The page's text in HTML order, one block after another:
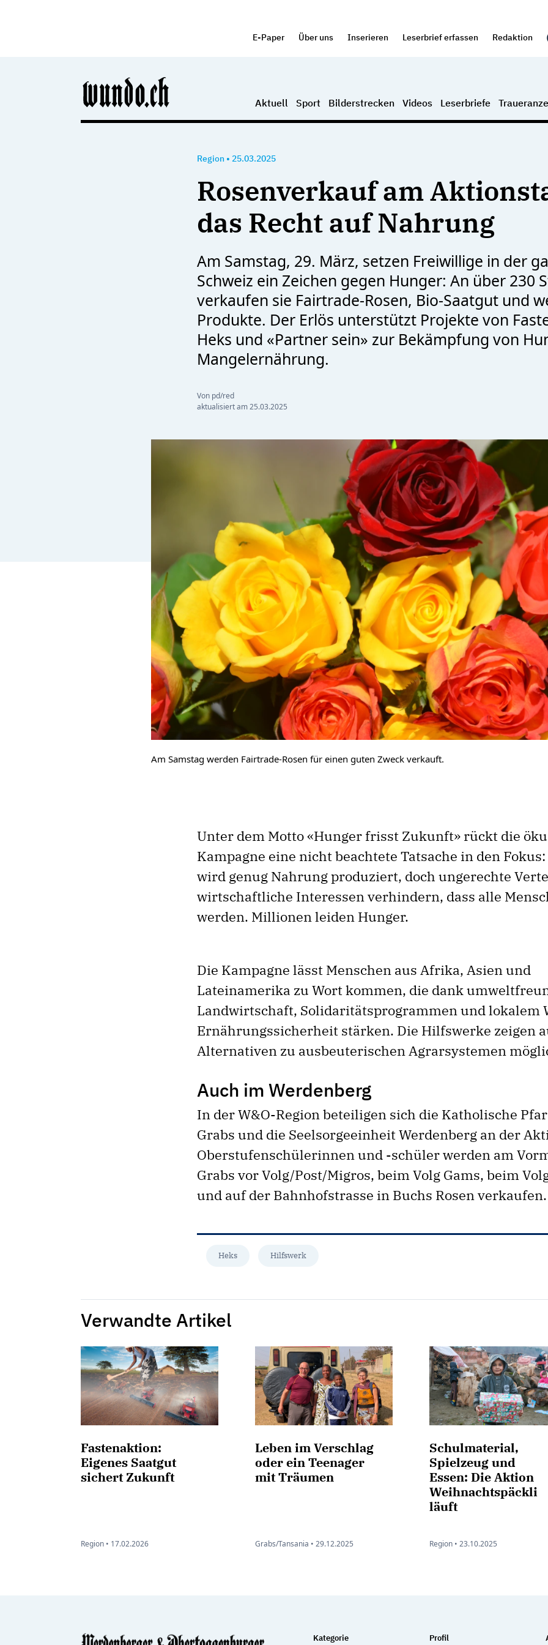
E-Paper Über uns Inserieren Leserbrief erfassen Redaktion
Aktuell Sport Bilderstrecken Videos Leserbriefe
Region • 25.03.2025
Rosenverkauf am
das Recht auf Nahrung
Am Samstag, 29. März, setzen Freiwillige in der
Schweiz ein Zeichen gegen Hunger: An über 230
verkaufen sie Fairtrade-Rosen, Bio-Saatgut und
Produkte. Der Erlös unterstützt Projekte von
Heks und «Partner sein» zur Bekämpfung von
Mangelernährung.
Von pd/red
aktualisiert am25.03.2025
Am Samstag werden Fairtrade-Rosen für einen guten Zweck verkauft.
Unter dem Motto «Hunger frisst Zukunft» rückt die
Kampagne eine nicht beachtete Tatsache in den
wird genug Nahrung produziert, doch ungerechte
wirtschaftliche Interessen verhindern, dass alle
werden. Millionen leiden Hunger.
Die Kampagne lässt Menschen aus Afrika, Asien und
Lateinamerika zu Wort kommen, die dank
Landwirtschaft, Solidaritätsprogrammen und lokalem
Ernährungssicherheit stärken. Die Hilfswerke zeigen
Alternativen zu ausbeuterischen Agrarsystemen
Auch im Werdenberg
In der W&O-Region beteili­gen sich die Katholische
Grabs und die Seelsorgeeinheit Werdenberg an der
Oberstufenschülerinnen und -schüler werden am
Grabs vor Volg/Post/Migros, beim Volg Gams, beim
und auf der Bahnhofstrasse in Buchs Rosen
Heks Hilfswerk
Verwandte Artikel
Fastenaktion:
Eigenes Saatgut
sichert Zukunft
Region • 17.02.2026
Leben im Verschlag
oder ein Teenager
mit Träumen
Grabs/Tansania • 29.12.2025
Schulmaterial,
Spielzeug und
Essen: Die Aktion
Weihnachtspäckli
läuft
Region • 23.10.2025
Kategorie Profil